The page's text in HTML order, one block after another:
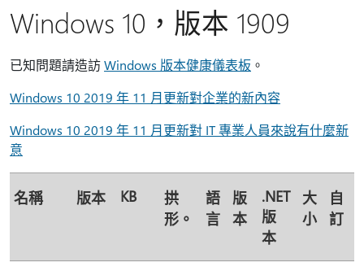
Windows 10，版本 1909
已知問題請造訪Windows 版本健康儀表板 。
Windows 10 2019 年 11 月更新對企業的新內容
Windows 10 2019 年 11 月更新對 IT 專業人員來說有什麼新
意
名稱 版本 KB
拱
形。
語
言
版
本
.NET
版
本
大
小
自
訂